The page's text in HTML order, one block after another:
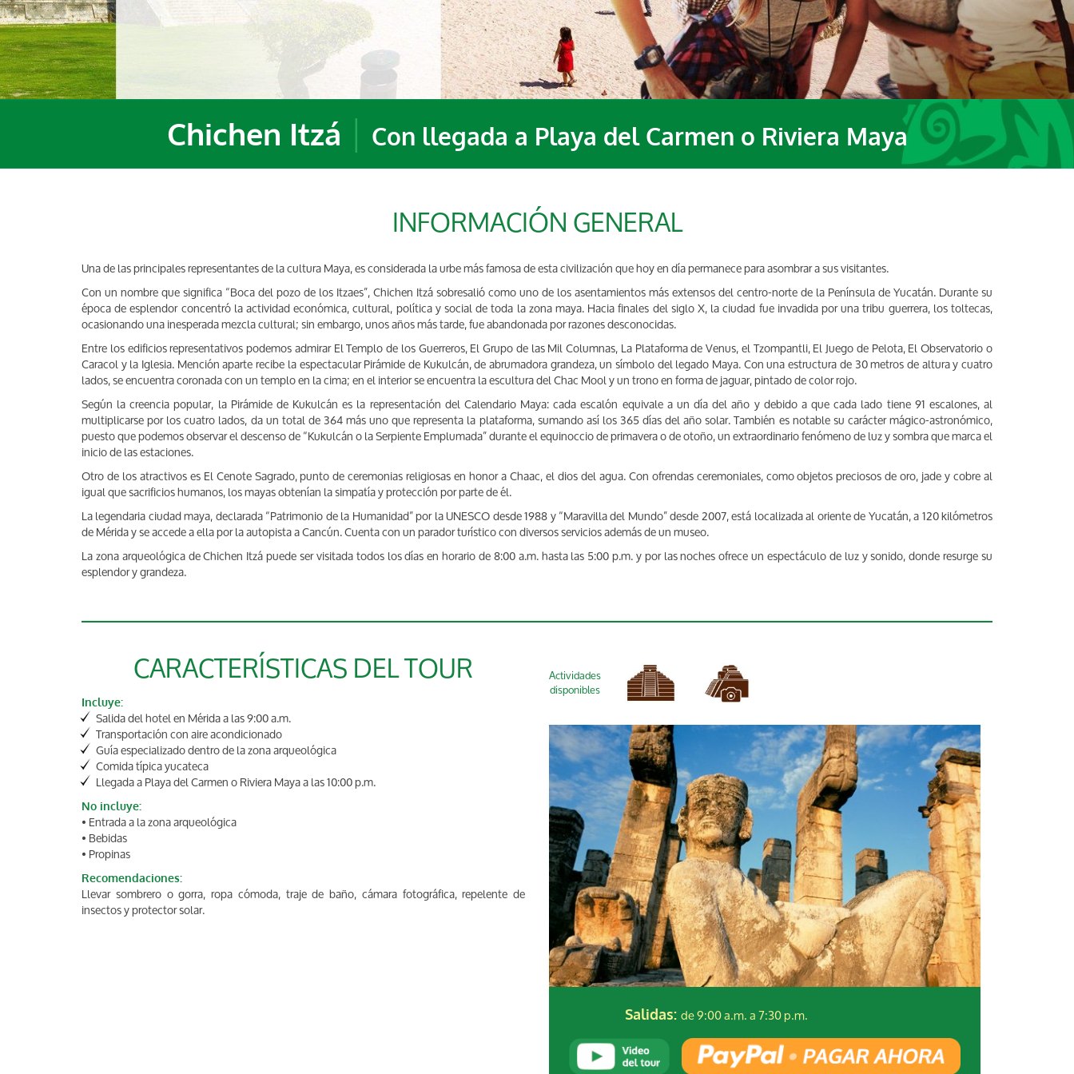
Chichen Itzá | Con llegada a Playa del Carmen o Riviera Maya
INFORMACIÓN GENERAL
Una de las principales representantes de la cultura Maya, es considerada la urbe más famosa de esta civilización que hoy en día permanece para asombrar a sus visitantes.
Con un nombre que significa “Boca del pozo de los Itzaes”, Chichen Itzá sobresalió como uno de los asentamientos más extensos del centro-norte de la Península de Yucatán. Durante su
época de esplendor concentró la actividad económica, cultural, política y social de toda la zona maya. Hacia finales del siglo X, la ciudad fue invadida por una tribu guerrera, los toltecas,
ocasionando una inesperada mezcla cultural; sin embargo, unos años más tarde, fue abandonada por razones desconocidas.
Entre los edificios representativos podemos admirar El Templo de los Guerreros, El Grupo de las Mil Columnas, La Plataforma de Venus, el Tzompantli, El Juego de Pelota, El Observatorio o
Caracol y la Iglesia. Mención aparte recibe la espectacular Pirámide de Kukulcán, de abrumadora grandeza, un símbolo del legado Maya. Con una estructura de 30 metros de altura y cuatro
lados, se encuentra coronada con un templo en la cima; en el interior se encuentra la escultura del Chac Mool y un trono en forma de jaguar, pintado de color rojo.
Según la creencia popular, la Pirámide de Kukulcán es la representación del Calendario Maya: cada escalón equivale a un día del año y debido a que cada lado tiene 91 escalones, al
multiplicarse por los cuatro lados, da un total de 364 más uno que representa la plataforma, sumando así los 365 días del año solar. También es notable su carácter mágico-astronómico,
puesto que podemos observar el descenso de “Kukulcán o la Serpiente Emplumada” durante el equinoccio de primavera o de otoño, un extraordinario fenómeno de luz y sombra que marca el
inicio de las estaciones.
Otro de los atractivos es El Cenote Sagrado, punto de ceremonias religiosas en honor a Chaac, el dios del agua. Con ofrendas ceremoniales, como objetos preciosos de oro, jade y cobre al
igual que sacrificios humanos, los mayas obtenían la simpatía y protección por parte de él.
La legendaria ciudad maya, declarada “Patrimonio de la Humanidad” por la UNESCO desde 1988 y “Maravilla del Mundo” desde 2007, está localizada al oriente de Yucatán, a 120 kilómetros
de Mérida y se accede a ella por la autopista a Cancún. Cuenta con un parador turístico con diversos servicios además de un museo.
La zona arqueológica de Chichen Itzá puede ser visitada todos los días en horario de 8:00 a.m. hasta las 5:00 p.m. y por las noches ofrece un espectáculo de luz y sonido, donde resurge su
esplendor y grandeza.
CARACTERÍSTICAS DEL TOUR
Incluye:
Salida del hotel en Mérida a las 9:00 a.m.
Transportación con aire acondicionado
Guía especializado dentro de la zona arqueológica
Comida típica yucateca
Llegada a Playa del Carmen o Riviera Maya a las 10:00 p.m.
No incluye:
• Entrada a la zona arqueológica
• Bebidas
• Propinas
Recomendaciones:
Llevar sombrero o gorra, ropa cómoda, traje de baño, cámara fotográfica, repelente de
insectos y protector solar.
Actividades
disponibles
Salidas: de 9:00 a.m. a 7:30 p.m.